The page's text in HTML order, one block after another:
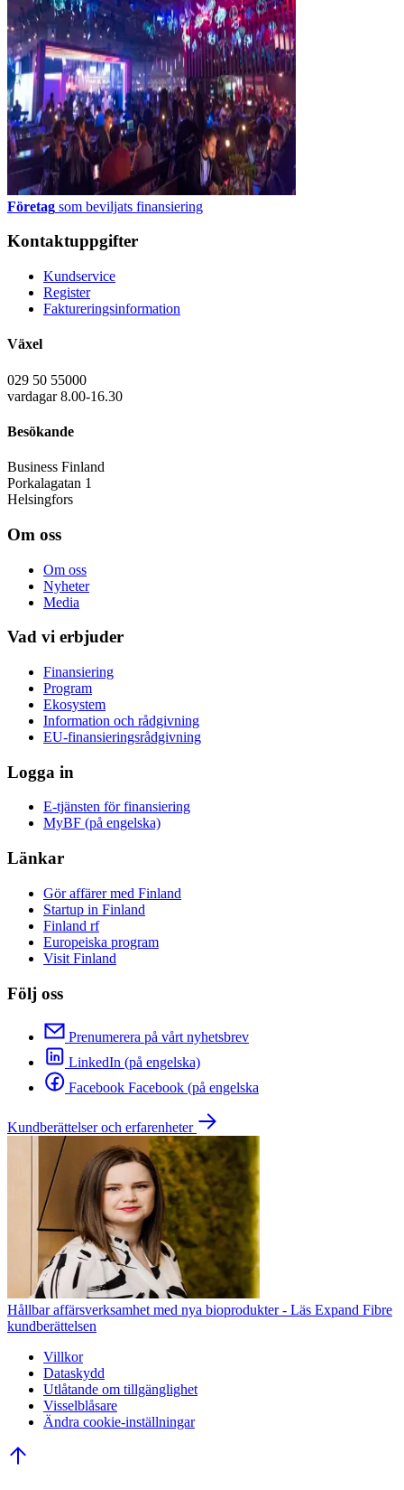
Företag som beviljats finansiering
Kontaktuppgifter
Kundservice
Register
Faktureringsinformation
Växel
029 50 55000
vardagar 8.00-16.30
Besökande
Business Finland
Porkalagatan 1
Helsingfors
Om oss
Om oss
Nyheter
Media
Vad vi erbjuder
Finansiering
Program
Ekosystem
Information och rådgivning
EU-finansieringsrådgivning
Logga in
E-tjänsten för finansiering
MyBF (på engelska)
Länkar
Gör affärer med Finland
Startup in Finland
Finland rf
Europeiska program
Visit Finland
Följ oss
Prenumerera på vårt nyhetsbrev
LinkedIn (på engelska)
Facebook Facebook (på engelska
Kundberättelser och erfarenheter
Hållbar affärsverksamhet med nya bioprodukter - Läs Expand Fibre
kundberättelsen
Villkor
Dataskydd
Utlåtande om tillgänglighet
Visselblåsare
Ändra cookie-inställningar